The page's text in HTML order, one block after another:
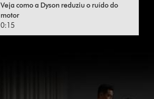
Veja como a Dyson reduziu o ruído do
motor
0:15